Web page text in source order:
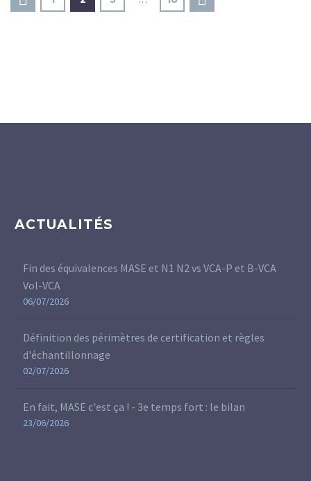
ACTUALITÉS
Fin des équivalences MASE et N1 N2 vs VCA-P et B-VCA
Vol-VCA
06/07/2026
Définition des périmètres de certification et règles
d'échantillonnage
02/07/2026
En fait, MASE c'est ça ! - 3e temps fort : le bilan
23/06/2026